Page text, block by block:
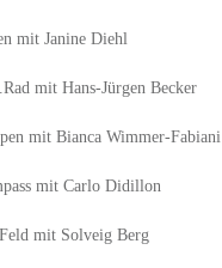
mit Janine Diehl
mit Hans-Jürgen Becker
mit Bianca Wimmer-Fabiani
mit Carlo Didillon
mit Solveig Berg